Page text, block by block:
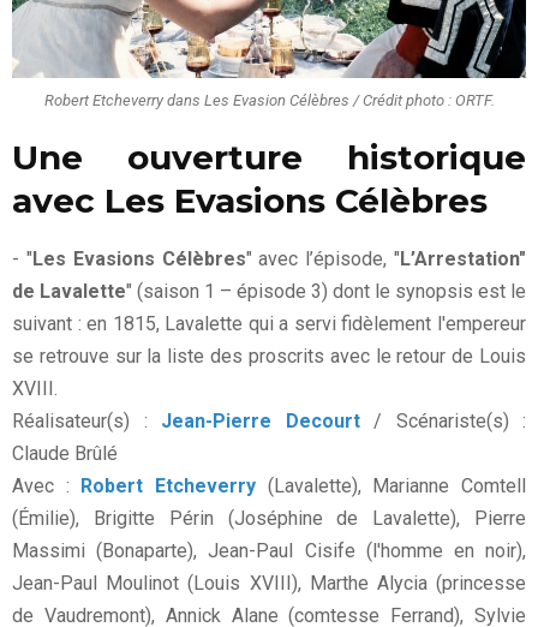
Robert Etcheverry dans Les Evasion Célèbres / Crédit photo : ORTF.
Une ouverture historique
avec Les Evasions Célèbres
- "Les Evasions Célèbres" avec l’épisode, "L’Arrestation"
de Lavalette" (saison 1 – épisode 3) dont le synopsis est le
suivant : en 1815, Lavalette qui a servi fidèlement l'empereur
se retrouve sur la liste des proscrits avec le retour de Louis
XVIII.
Réalisateur(s) : Jean-Pierre Decourt/ Scénariste(s) :
Claude Brûlé
Avec : Robert Etcheverry (Lavalette), Marianne Comtell
(Émilie), Brigitte Périn (Joséphine de Lavalette), Pierre
Massimi (Bonaparte), Jean-Paul Cisife (l'homme en noir),
Jean-Paul Moulinot (Louis XVIII), Marthe Alycia (princesse
de Vaudremont), Annick Alane (comtesse Ferrand), Sylvie